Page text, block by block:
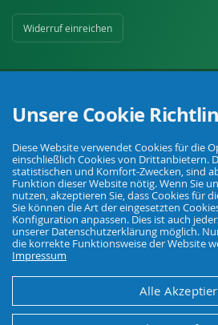
Widerruf einreichen
Ihr Fachhandel für Landwirtschaft,
© Agrarking. Alle Rechte vorbehalten.
AGBDatenschutzWiderrufsbelehrung
Unsere Cookie
Diese Website verwendet Cookies für die
einschließlich Cookies von Drittanbietern.
statistischen und Komfort-Zwecken, sind
Funktion dieser Website nötig. Wenn Sie
nutzen, akzeptieren Sie, dass Cookies für
Sie können die Art der eingesetzten
Konfiguration anpassen. Dies ist auch
unserer Datenschutzerklärung möglich.
die korrekte Funktionsweise der Website
Impressum
Alle